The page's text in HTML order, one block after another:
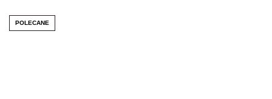
POLECANE